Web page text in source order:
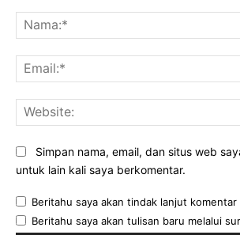
Simpan nama, email, dan situs web
untuk lain kali saya berkomentar.
Beritahu saya akan tindak lanjut komentar
Beritahu saya akan tulisan baru melalui